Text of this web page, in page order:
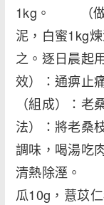
1kg。 （做
泥，白蜜1kg
之。逐日晨
效）：通痹
（組成）：
法）：將老桑
調味，喝湯
清熱除溼。
瓜10g，薏苡